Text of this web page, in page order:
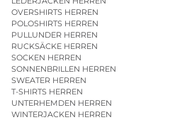
OVERSHIRTS HERREN
POLOSHIRTS HERREN
PULLUNDER HERREN
RUCKSÄCKE HERREN
SOCKEN HERREN
SONNENBRILLEN HERREN
SWEATER HERREN
T-SHIRTS HERREN
UNTERHEMDEN HERREN
WINTERJACKEN HERREN